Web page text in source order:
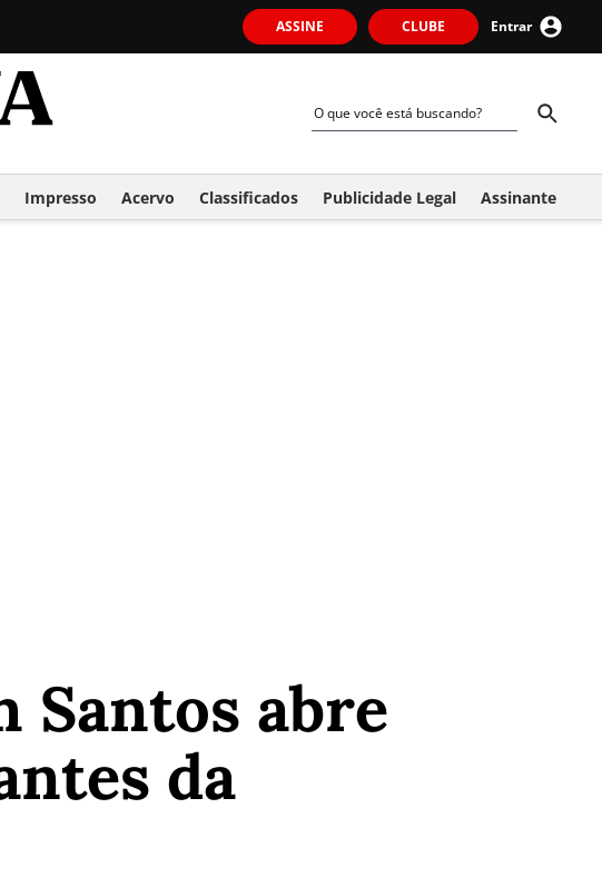
ASSINE CLUBE Entrar
Impresso Acervo Classificados Publicidade Legal Assinante
Santos abre
da